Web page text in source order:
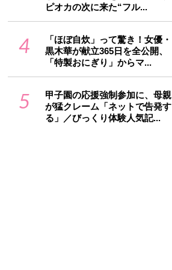
ピオカの次に来た“フル...
4
「ほぼ自炊」って驚き！女優・
黒木華が献立365日を全公開、
「特製おにぎり」からマ...
5
甲子園の応援強制参加に、母親
が猛クレーム「ネットで告発す
る」／びっくり体験人気記...